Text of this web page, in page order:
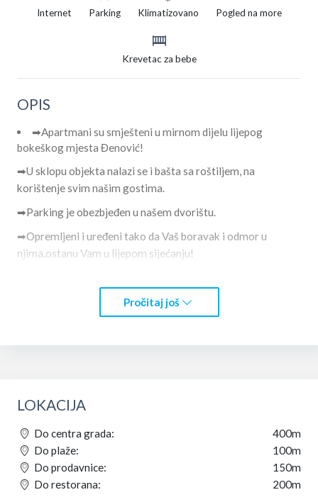
Internet Parking Klimatizovano Pogled na more
Krevetac za bebe
OPIS
➡Apartmani su smješteni u mirnom dijelu lijepog
bokeškog mjesta Đenović!
➡U sklopu objekta nalazi se i bašta sa roštiljem, na
korištenje svim našim gostima.
➡Parking je obezbjeđen u našem dvorištu.
➡Opremljeni i uređeni tako da Vaš boravak i odmor u
njima,ostanu Vam u lijepom sijećanju!
S poštovanjem Špiro i Teodora
Pročitaj još
LOKACIJA
Do centra grada:
400m
Do plaže:
100m
Do prodavnice:
150m
Do restorana:
200m